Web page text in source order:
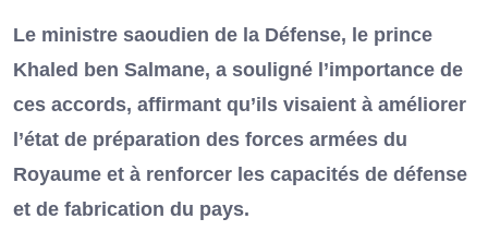
Le ministre saoudien de la Défense, le prince
Khaled ben Salmane, a souligné l’importance de
ces accords, affirmant qu’ils visaient à améliorer
l’état de préparation des forces armées du
Royaume et à renforcer les capacités de défense
et de fabrication du pays.